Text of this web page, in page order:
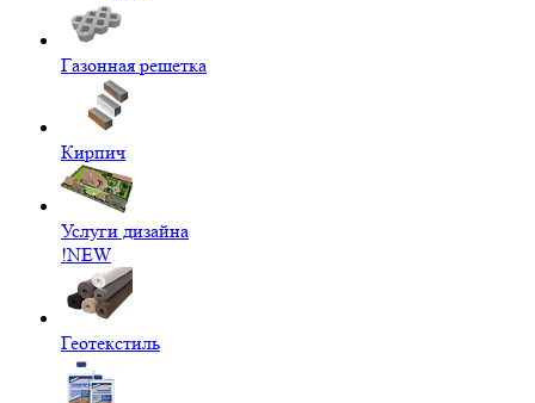
Газонная решетка
Кирпич
Услуги дизайна
!NEW
Геотекстиль